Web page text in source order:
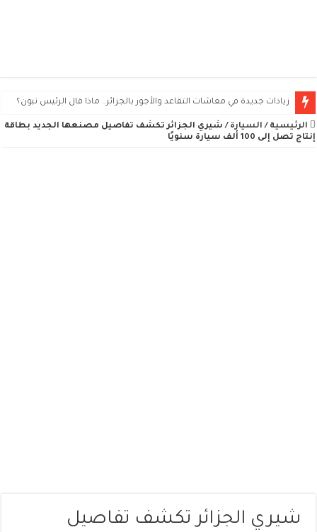
زيادات جديدة في معاشات التقاعد والأجور بالجزائر.. ماذا قال الرئيس تبون؟
كيف تطلب سيارة فيات دوبلو بالتقسيط في الجزائر؟ الشروط والوثائق وطريقة
الرئيسية / السيارة / شيري الجزائر تكشف تفاصيل مصنعها الجديد بطاقة
إنتاج تصل إلى 100 ألف سيارة سنويًا
شيري الجزائر تكشف تفاصيل